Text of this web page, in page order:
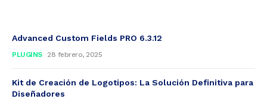
Advanced Custom Fields PRO 6.3.12
PLUGINS 28 febrero, 2025
Kit de Creación de Logotipos: La Solución Definitiva para
Diseñadores